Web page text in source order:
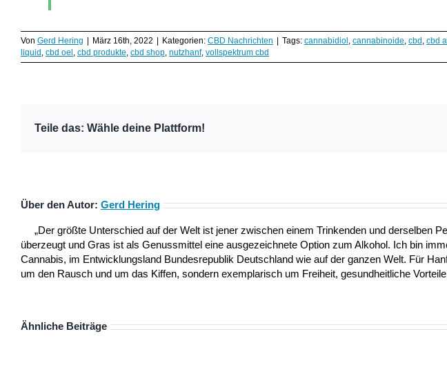
Von Gerd Hering März 16th, 2022 Kategorien: CBD Nachrichten Tags: cannabidiol , cannabinoide, cbd , cbd
liquid , cbd oel , cbd produkte, cbd shop, nutzhanf, vollspektrum cbd
Teile das: Wähle deine Plattform!
Über den Autor: Gerd Hering
„Der größte Unterschied auf der Welt ist jener zwischen einem Trinkenden und derselben
überzeugt und Gras ist als Genussmittel eine ausgezeichnete Option zum Alkohol. Ich bin
Cannabis, im Entwicklungsland Bundesrepublik Deutschland wie auf der ganzen Welt. Für
um den Rausch und um das Kiffen, sondern exemplarisch um Freiheit, gesundheitliche
Ähnliche Beiträge